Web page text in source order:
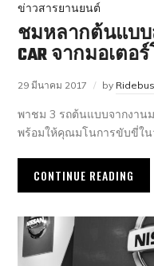
ข่าวสารยานยนต์
ชมหลากต้นแบบสุ
CAR จากมอเตอ
29 มีนาคม 2017 by
พาชม 3 รถต้นแบบจากงาน
พร้อมให้คุณมโนการขับขี่ใ
CONTINUE READING